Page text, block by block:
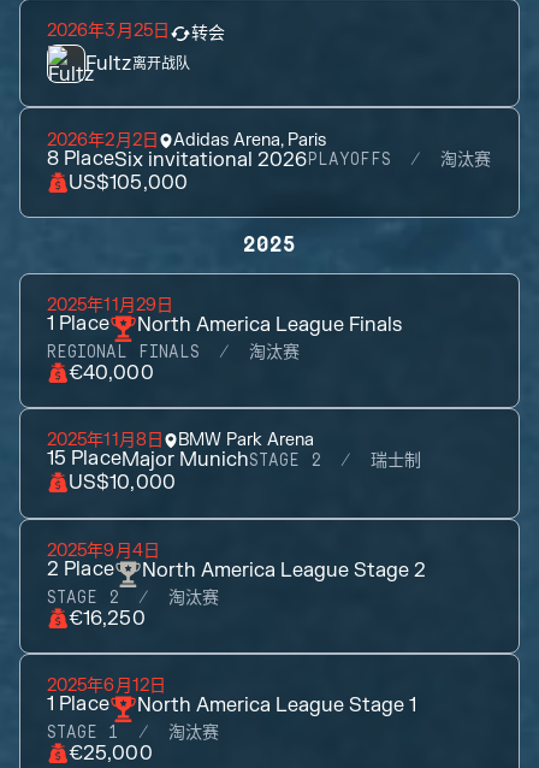
2026年3月25日 转会
Fultz离开战队
2026年2月2日 Adidas Arena, Paris
8 PlaceSix invitational 2026PLAYOFFS 淘汰赛
US$105,000
2025
2025年11月29日
1 Place North America League Finals
REGIONAL FINALS 淘汰赛
€40,000
2025年11月8日 BMW Park Arena
15 PlaceMajor MunichSTAGE 2 瑞士制
US$10,000
2025年9月4日
2 Place North America League Stage 2
STAGE 2 淘汰赛
€16,250
2025年6月12日
1 Place North America League Stage 1
STAGE 1 淘汰赛
€25,000